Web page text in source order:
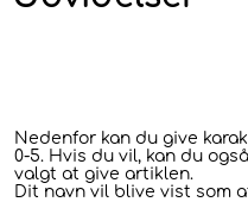
Nedenfor kan du give
0-5. Hvis du vil, kan du
valgt at give artiklen.
Dit navn vil blive vist som